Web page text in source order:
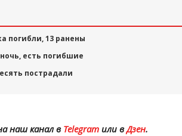
погибли, 13 ранены
есть погибшие
пострадали
наш канал вTelegramили вДзен.